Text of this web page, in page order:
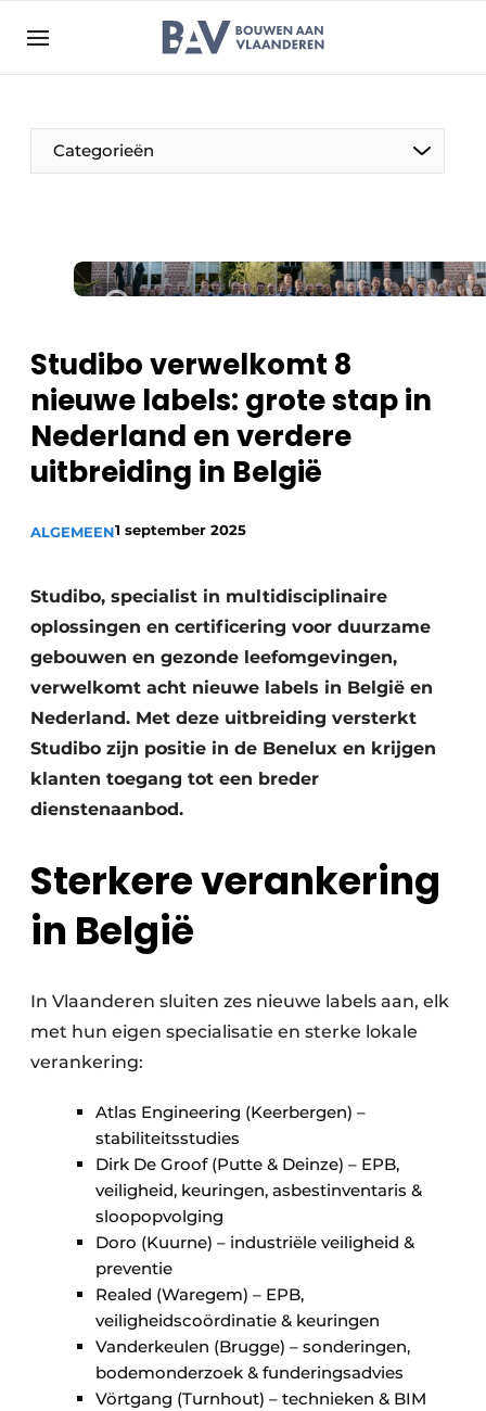
Bedrijven
Bouwen aan Vlaanderen | Platform voor de bouw
Evenement aanmelden
Meest gelezen
Nieuwsbrief
Podcasts
Privacy / Cookie statement
Aanmelden
Bedrijven
Bedrijven
Categorieën
Akoestiek
Beton & Staalbouw
Brandveiligheid
BIM
Dak & Gevel
HVAC
Interieurarchitectuur
Renovatie
Toegangscontrole
Veiligheid & Opleiding
Zonwering
Studibo verwelkomt 8
nieuwe labels: grote stap in
Nederland en verdere
uitbreiding in België
ALGEMEEN1 september 2025
Studibo, specialist in multidisciplinaire
oplossingen en certificering voor duurzame
gebouwen en gezonde leefomgevingen,
verwelkomt acht nieuwe labels in België en
Nederland. Met deze uitbreiding versterkt
Studibo zijn positie in de Benelux en krijgen
klanten toegang tot een breder
dienstenaanbod.
Sterkere verankering
in België
In Vlaanderen sluiten zes nieuwe labels aan, elk
met hun eigen specialisatie en sterke lokale
verankering:
Atlas Engineering (Keerbergen) –
stabiliteitsstudies
Dirk De Groof (Putte & Deinze) – EPB,
veiligheid, keuringen, asbestinventaris &
sloopopvolging
Doro (Kuurne) – industriële veiligheid &
preventie
Realed (Waregem) – EPB,
veiligheidscoördinatie & keuringen
Vanderkeulen (Brugge) – sonderingen,
bodemonderzoek & funderingsadvies
Vörtgang (Turnhout) – technieken & BIM